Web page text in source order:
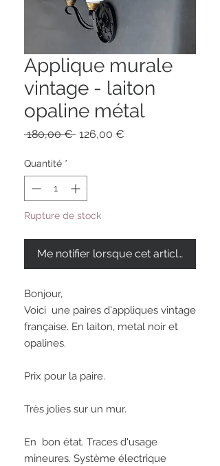
Applique murale
vintage - laiton
opaline métal
180,00 € Prix
126,00 €
Quantité *
Rupture de stock
Me notifier lorsque cet article est
Bonjour,
Voici  une paires d'appliques vintage
française. En laiton, metal noir et
opalines.
Prix pour la paire.
Très jolies sur un mur.
En  bon état. Traces d'usage
mineures. Système électrique